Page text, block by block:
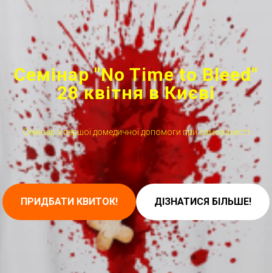
Семінар "No Time to Bleed"
28 квітня в Києві
Семінар з першої домедичної допомоги при самозахисті
ПРИДБАТИ КВИТОК! ДІЗНАТИСЯ БІЛЬШЕ!